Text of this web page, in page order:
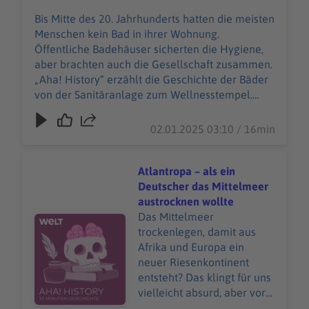
der Sanitäranlage zum
Wellnesstempel. "Aha!
History – Zehn Minuten
Geschichte" ist der neue
History-Podcast von WELT.
Immer montags und
donnerstags ab 6 Uhr. Wir
an history@welt.de.
Redaktion, Moderation:
Viola Koegst Impressum:
https://www.welt.de/servic
es/article7893735/Impress
um.html Datenschutz:
https://www.welt.de/servic
es/article157550705/Daten
schutzerklaerung-WELT-
DIGITAL.html
Bis Mitte des 20. Jahrhunderts hatten die meisten
Menschen kein Bad in ihrer Wohnung.
Öffentliche Badehäuser sicherten die Hygiene,
aber brachten auch die Gesellschaft zusammen.
„Aha! History“ erzählt die Geschichte der Bäder
von der Sanitäranlage zum Wellnesstempel.
"Aha! History – Zehn Minuten Geschichte" ist der
neue History-Podcast von WELT. Immer montags
Deniz Redaktion, Moderation: Viola Koegst
https://www.welt.de/services/article7893735/Im
pressum.html Datenschutz:
https://www.welt.de/services/article157550705/
Datenschutzerklaerung-WELT-DIGITAL.html
02.01.2025 03:10 / 16min
Audiotitel - Atlantropa – als ein Deutscher das
Atlantropa – als ein
Deutscher das Mittelmeer
austrocknen wollte
Das Mittelmeer
trockenlegen, damit aus
Afrika und Europa ein
neuer Riesenkontinent
entsteht? Das klingt für uns
vielleicht absurd, aber vor